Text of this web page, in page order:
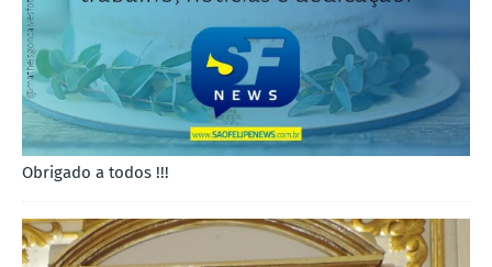
Obrigado a todos !!!